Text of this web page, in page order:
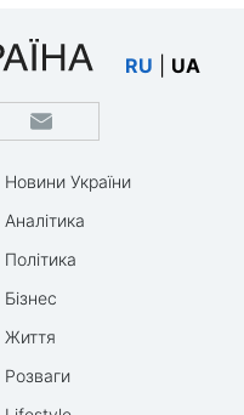
RU UA
Новини України
Аналітика
Політика
Бізнес
Життя
Розваги